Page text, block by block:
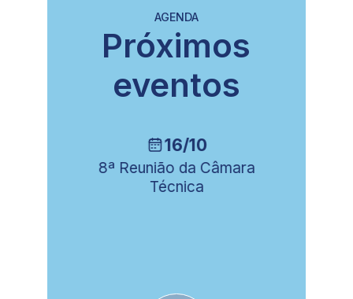
AGENDA
Próximos
eventos
16/10
8ª Reunião da Câmara
Técnica